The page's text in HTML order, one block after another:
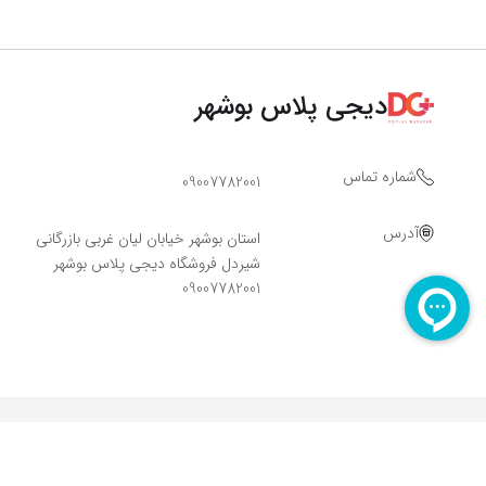
دیجی پلاس بوشهر
شماره تماس 09007782001
آدرس
استان بوشهر خیابان لیان غربی بازرگانی
شیردل فروشگاه دیجی پلاس بوشهر
09007782001